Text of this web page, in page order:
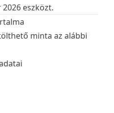
eszközt.
minta az alábbi